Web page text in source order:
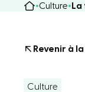
Culture La
Revenir à
Culture